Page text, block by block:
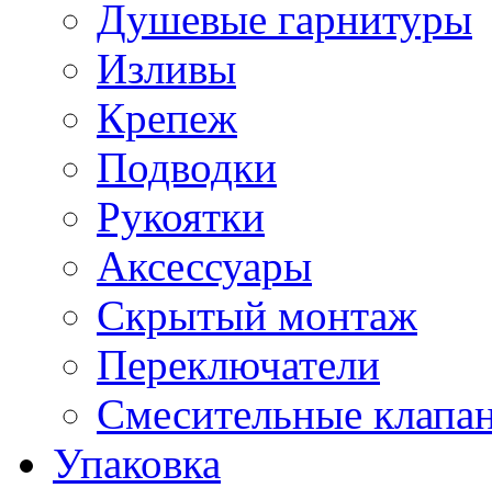
Душевые гарнитуры
Изливы
Крепеж
Подводки
Рукоятки
Аксессуары
Скрытый монтаж
Переключатели
Смесительные
Упаковка